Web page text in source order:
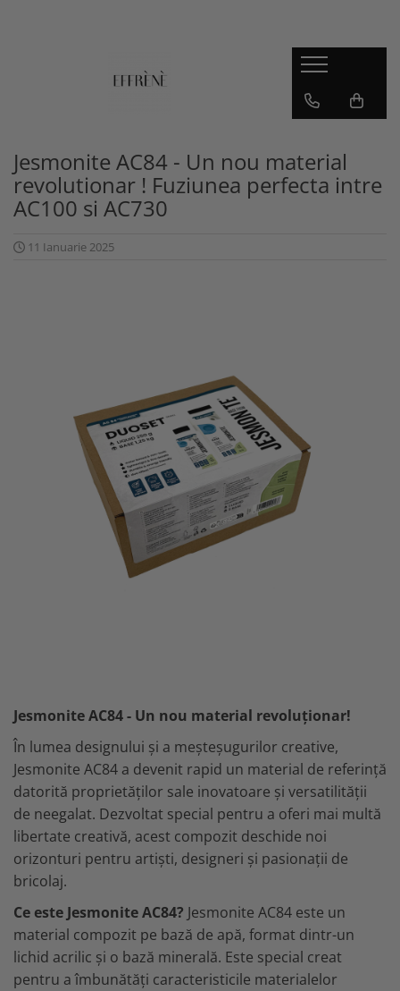
Jesmonite AC100
Jesmonite AC730
Jesmonite AC84
Jesmonite AC84 - Un nou material
revolutionar ! Fuziunea perfecta intre
AC100 si AC730
11 Ianuarie 2025
Jesmonite AC84 - Un nou material revoluționar!
În lumea designului și a meșteșugurilor creative,
Jesmonite AC84 a devenit rapid un material de referință
datorită proprietăților sale inovatoare și versatilității
de neegalat. Dezvoltat special pentru a oferi mai multă
libertate creativă, acest compozit deschide noi
orizonturi pentru artiști, designeri și pasionații de
bricolaj.
Ce este Jesmonite AC84? Jesmonite AC84 este un
material compozit pe bază de apă, format dintr-un
lichid acrilic și o bază minerală. Este special creat
pentru a îmbunătăți caracteristicile materialelor